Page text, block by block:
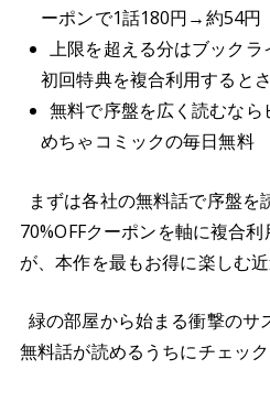
ーポンで1話180円→約54円
上限を超える分はブック
初回特典を複合利用すると
無料で序盤を広く読むなら
めちゃコミックの毎日無料
まずは各社の無料話で序盤
70%OFFクーポンを軸に複合
が、本作を最もお得に楽しむ近
緑の部屋から始まる衝撃のサ
無料話が読めるうちにチェック